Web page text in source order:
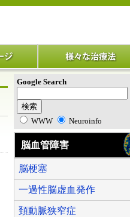
Google Search
WWW Neuroinfo
脳血管障害
脳梗塞
一過性脳虚血発作
頚動脈狭窄症